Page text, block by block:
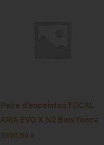
Paire d’enceintes FOCAL
ARIA EVO X N2 Bois foncé
3390,00 €